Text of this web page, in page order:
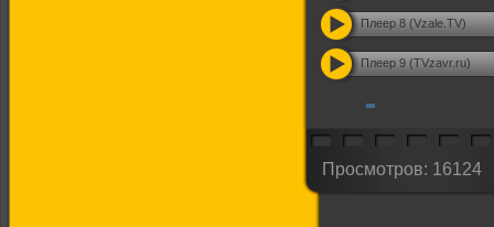
Плеер 8 (Vzale.TV)
Плеер 9 (TVzavr.ru)
Просмотров: 16124